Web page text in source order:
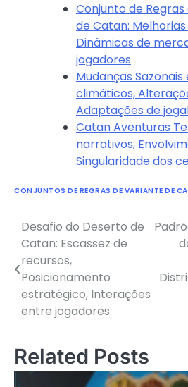
Conjunto de
de Catan:
Dinâmicas de
jogadores
Mudanças
climáticos,
Adaptações de
Catan Aventuras
narrativos,
Singularidade dos
CONJUNTOS DE REGRAS DE VARIANTE DE
Post
navigation
Desafio do Deserto de
Catan: Escassez de
recursos,
Posicionamento
estratégico, Interações
entre jogadores
Related Posts